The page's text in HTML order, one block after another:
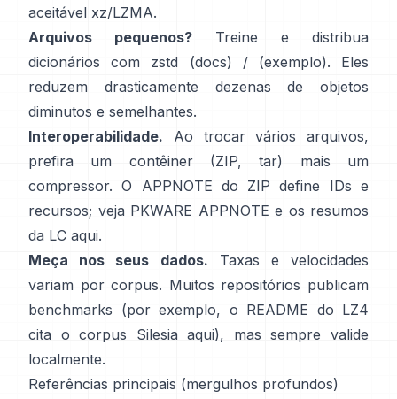
aceitável xz/LZMA.
Arquivos pequenos? Treine e distribua
dicionários com zstd
(docs) / (exemplo). Eles
reduzem drasticamente dezenas de objetos
diminutos e semelhantes.
Interoperabilidade. Ao trocar vários arquivos,
prefira um contêiner (ZIP, tar) mais um
compressor. O APPNOTE do ZIP define IDs e
recursos; veja PKWARE APPNOTE e os resumos
da LC aqui.
Meça nos seus dados. Taxas e velocidades
variam por corpus. Muitos repositórios publicam
benchmarks (por exemplo, o README do LZ4
cita o corpus Silesia aqui), mas sempre valide
localmente.
Referências principais (mergulhos profundos)